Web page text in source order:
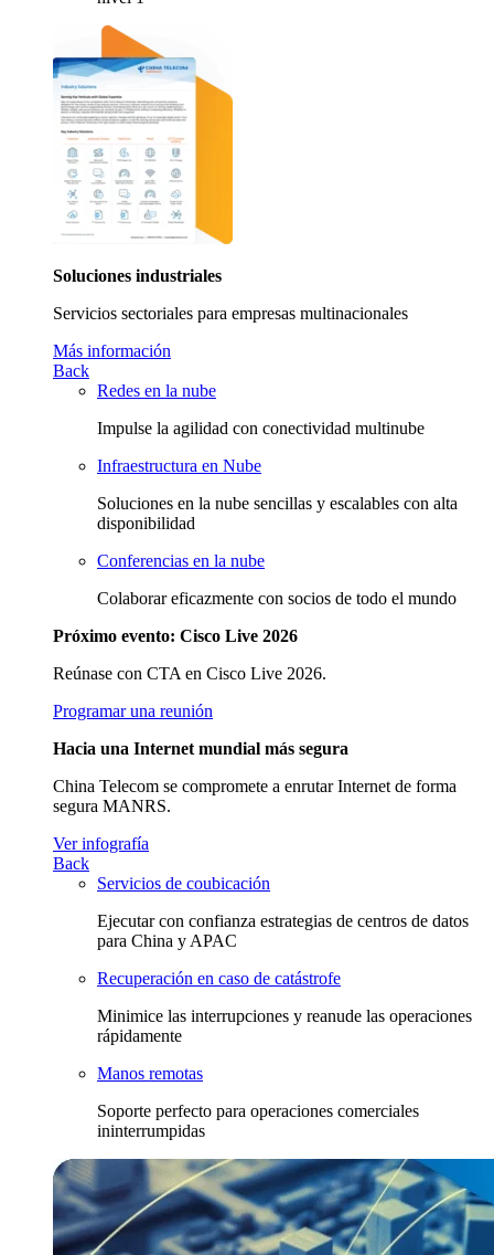
Soluciones industriales
Servicios sectoriales para empresas multinacionales
Más información
Back
Redes en la nube
Impulse la agilidad con conectividad multinube
Infraestructura en Nube
Soluciones en la nube sencillas y escalables con alta
disponibilidad
Conferencias en la nube
Colaborar eficazmente con socios de todo el mundo
Próximo evento: Cisco Live 2026
Reúnase con CTA en Cisco Live 2026.
Programar una reunión
Hacia una Internet mundial más segura
China Telecom se compromete a enrutar Internet de forma
segura MANRS.
Ver infografía
Back
Servicios de coubicación
Ejecutar con confianza estrategias de centros de datos
para China y APAC
Recuperación en caso de catástrofe
Minimice las interrupciones y reanude las operaciones
rápidamente
Manos remotas
Soporte perfecto para operaciones comerciales
ininterrumpidas